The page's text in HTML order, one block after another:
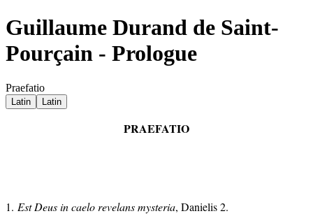
Guillaume Durand de Saint-
Pourçain - Prologue
Praefatio
Latin Latin
PRAEFATIO
1. Est Deus in caelo revelans mysteria, Danielis 2.